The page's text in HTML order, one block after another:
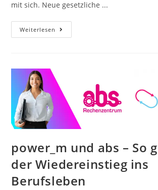
mit sich. Neue gesetzliche ...
Weiterlesen
power_m und abs – So
der Wiedereinstieg ins
Berufsleben